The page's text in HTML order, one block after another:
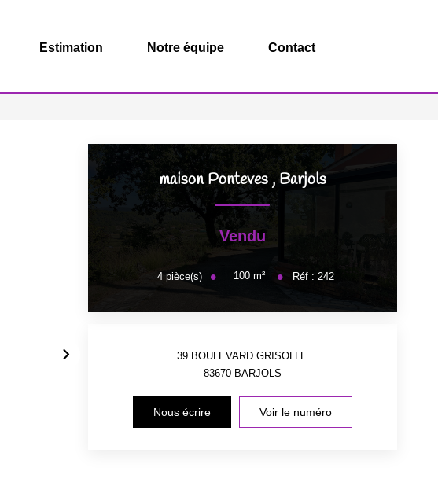
Estimation Notre équipe Contact
maison Ponteves ,Barjols
Vendu
4 pièce(s) 100 m² Réf : 242
39 BOULEVARD GRISOLLE
83670 BARJOLS
Nous écrire Voir le numéro